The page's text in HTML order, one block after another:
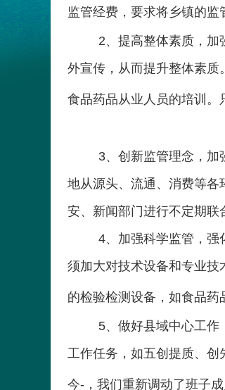
监管经费，要求将乡镇的监
2、提高整体素质，
外宣传，从而提升整体素
食品药品从业人员的培训。
3、创新监管理念，
地从源头、流通、消费等
安、新闻部门进行不定期联
4、加强科学监管，
须加大对技术设备和专业
的检验检测设备，如食品药
5、做好县域中心工
工作任务，如五创提质、创
今-，我们重新调动了班子